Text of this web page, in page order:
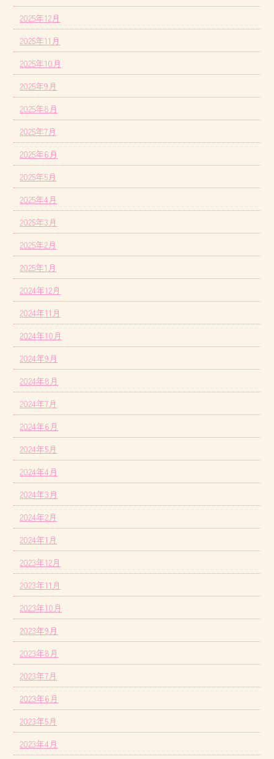
2025年12月
2025年11月
2025年10月
2025年9月
2025年8月
2025年7月
2025年6月
2025年5月
2025年4月
2025年3月
2025年2月
2025年1月
2024年12月
2024年11月
2024年10月
2024年9月
2024年8月
2024年7月
2024年6月
2024年5月
2024年4月
2024年3月
2024年2月
2024年1月
2023年12月
2023年11月
2023年10月
2023年9月
2023年8月
2023年7月
2023年6月
2023年5月
2023年4月